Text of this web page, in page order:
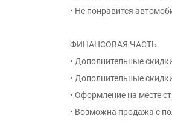
• Не понравится
ФИНАНСОВАЯ ЧАСТЬ
• Дополнительные
• Дополнительные
• Оформление на месте
• Возможна продажа с